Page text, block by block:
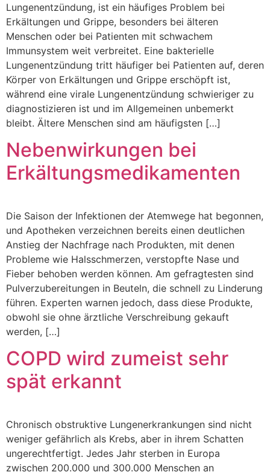
Lungenentzündung, ist ein häufiges Problem bei
Erkältungen und Grippe, besonders bei älteren
Menschen oder bei Patienten mit schwachem
Immunsystem weit verbreitet. Eine bakterielle
Lungenentzündung tritt häufiger bei Patienten auf, deren
Körper von Erkältungen und Grippe erschöpft ist,
während eine virale Lungenentzündung schwieriger zu
diagnostizieren ist und im Allgemeinen unbemerkt
bleibt. Ältere Menschen sind am häufigsten […]
Nebenwirkungen bei
Erkältungsmedikamenten
Die Saison der Infektionen der Atemwege hat begonnen,
und Apotheken verzeichnen bereits einen deutlichen
Anstieg der Nachfrage nach Produkten, mit denen
Probleme wie Halsschmerzen, verstopfte Nase und
Fieber behoben werden können. Am gefragtesten sind
Pulverzubereitungen in Beuteln, die schnell zu Linderung
führen. Experten warnen jedoch, dass diese Produkte,
obwohl sie ohne ärztliche Verschreibung gekauft
werden, […]
COPD wird zumeist sehr
spät erkannt
Chronisch obstruktive Lungenerkrankungen sind nicht
weniger gefährlich als Krebs, aber in ihrem Schatten
ungerechtfertigt. Jedes Jahr sterben in Europa
zwischen 200.000 und 300.000 Menschen an